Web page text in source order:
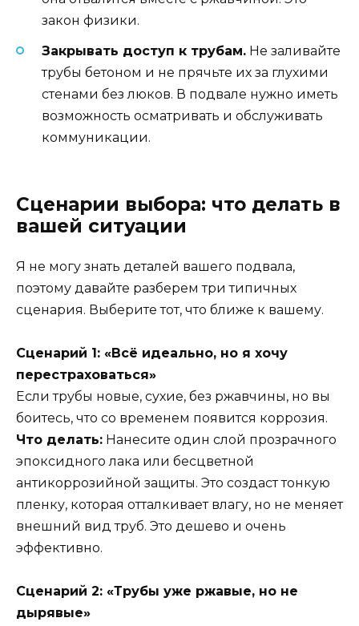
закон физики.
Закрывать доступ к трубам. Не заливайте
трубы бетоном и не прячьте их за глухими
стенами без люков. В подвале нужно иметь
возможность осматривать и обслуживать
коммуникации.
Сценарии выбора: что делать в
вашей ситуации
Я не могу знать деталей вашего подвала,
поэтому давайте разберем три типичных
сценария. Выберите тот, что ближе к вашему.
Сценарий 1: «Всё идеально, но я хочу
перестраховаться»
Если трубы новые, сухие, без ржавчины, но вы
боитесь, что со временем появится коррозия.
Что делать: Нанесите один слой прозрачного
эпоксидного лака или бесцветной
антикоррозийной защиты. Это создаст тонкую
пленку, которая отталкивает влагу, но не меняет
внешний вид труб. Это дешево и очень
эффективно.
Сценарий 2: «Трубы уже ржавые, но не
дырявые»